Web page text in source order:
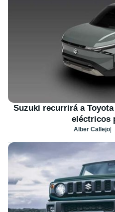
Suzuki recurrirá a
eléctricos
Alber Callejo